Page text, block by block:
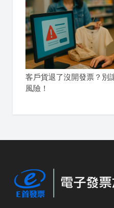
客戶貨退了沒開發票？別
風險！